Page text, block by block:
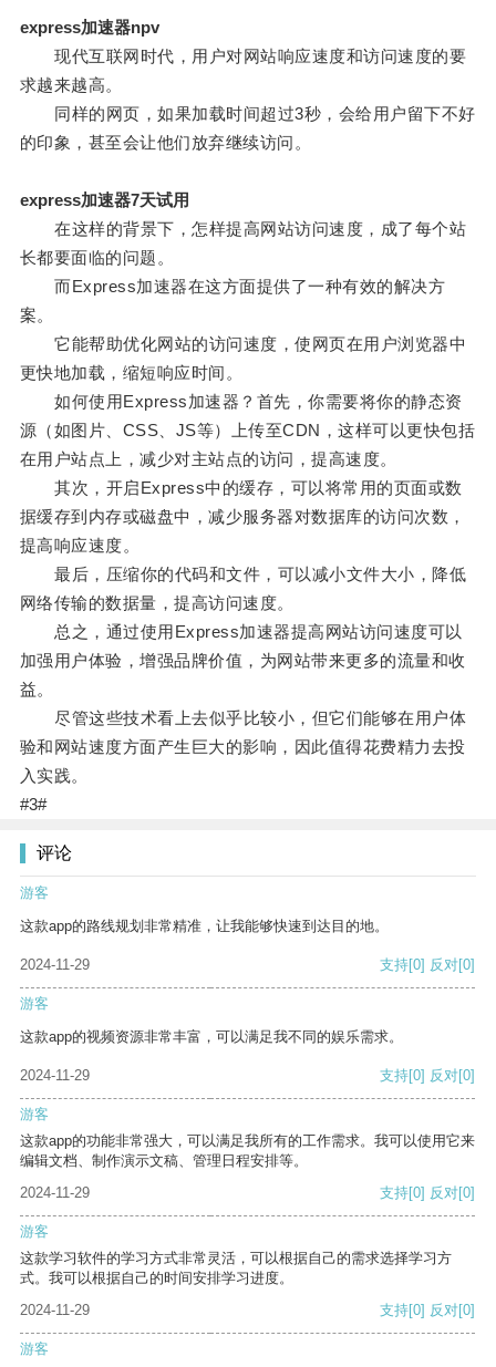
express加速器npv
现代互联网时代，用户对网站响应速度和访问速度的要
求越来越高。
同样的网页，如果加载时间超过3秒，会给用户留下不好
的印象，甚至会让他们放弃继续访问。
express加速器7天试用
在这样的背景下，怎样提高网站访问速度，成了每个站
长都要面临的问题。
而Express加速器在这方面提供了一种有效的解决方
案。
它能帮助优化网站的访问速度，使网页在用户浏览器中
更快地加载，缩短响应时间。
如何使用Express加速器？首先，你需要将你的静态资
源（如图片、CSS、JS等）上传至CDN，这样可以更快包括
在用户站点上，减少对主站点的访问，提高速度。
其次，开启Express中的缓存，可以将常用的页面或数
据缓存到内存或磁盘中，减少服务器对数据库的访问次数，
提高响应速度。
最后，压缩你的代码和文件，可以减小文件大小，降低
网络传输的数据量，提高访问速度。
总之，通过使用Express加速器提高网站访问速度可以
加强用户体验，增强品牌价值，为网站带来更多的流量和收
益。
尽管这些技术看上去似乎比较小，但它们能够在用户体
验和网站速度方面产生巨大的影响，因此值得花费精力去投
入实践。
#3#
评论
游客
这款app的路线规划非常精准，让我能够快速到达目的地。
2024-11-29 支持[0] 反对[0]
游客
这款app的视频资源非常丰富，可以满足我不同的娱乐需求。
2024-11-29 支持[0] 反对[0]
游客
这款app的功能非常强大，可以满足我所有的工作需求。我可以使用它来
编辑文档、制作演示文稿、管理日程安排等。
2024-11-29
支持[0] 反对[0]
游客
这款学习软件的学习方式非常灵活，可以根据自己的需求选择学习方
式。我可以根据自己的时间安排学习进度。
2024-11-29
支持[0] 反对[0]
游客